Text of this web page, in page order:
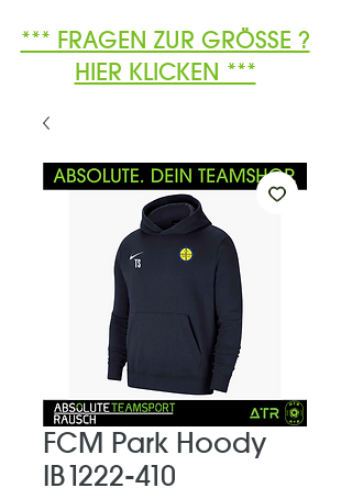
*** FRAGEN ZUR GRÖSSE ?
HIER KLICKEN ***
FCM Park Hoody
IB1222-410